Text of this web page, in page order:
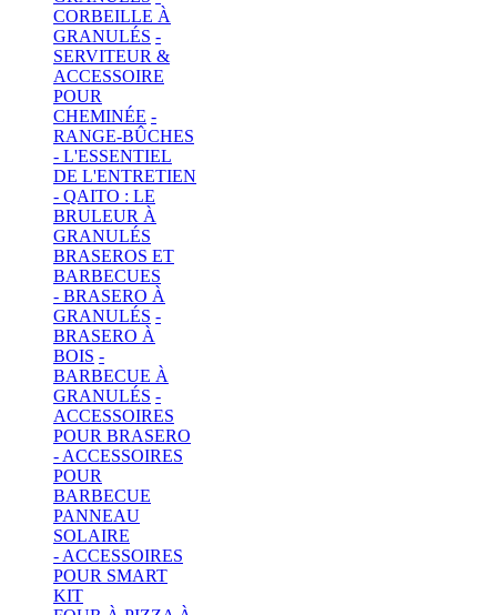
CORBEILLE À
GRANULÉS -
SERVITEUR &
ACCESSOIRE
POUR
CHEMINÉE -
RANGE-BÛCHES
- L'ESSENTIEL
DE L'ENTRETIEN
- QAITO : LE
BRULEUR À
GRANULÉS
BRASEROS ET
BARBECUES
- BRASERO À
GRANULÉS -
BRASERO À
BOIS -
BARBECUE À
GRANULÉS -
ACCESSOIRES
POUR BRASERO
- ACCESSOIRES
POUR
BARBECUE
PANNEAU
SOLAIRE
- ACCESSOIRES
POUR SMART
KIT